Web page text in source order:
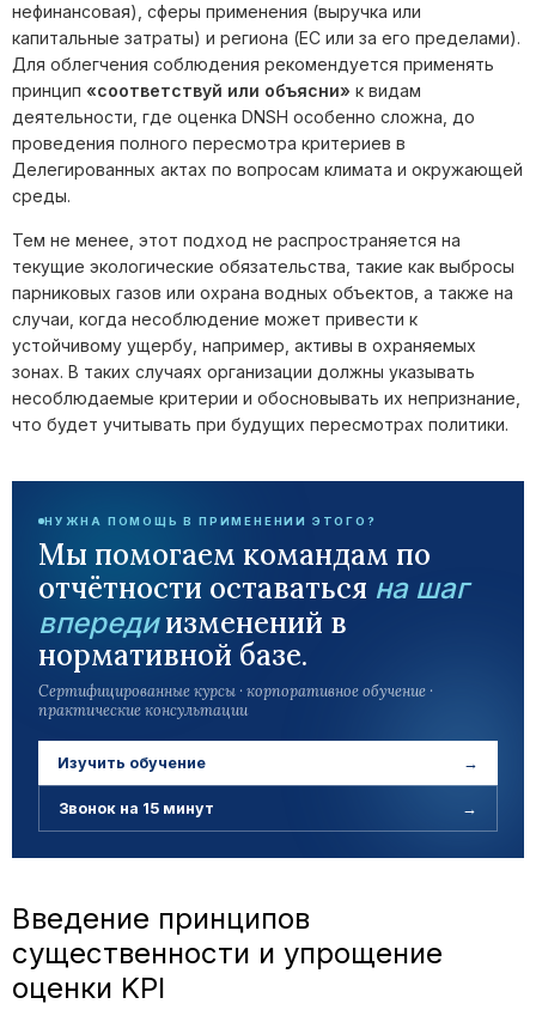
нефинансовая), сферы применения (выручка или
капитальные затраты) и региона (ЕС или за его пределами).
Для облегчения соблюдения рекомендуется применять
принцип «соответствуй или объясни» к видам
деятельности, где оценка DNSH особенно сложна, до
проведения полного пересмотра критериев в
Делегированных актах по вопросам климата и окружающей
среды.
Тем не менее, этот подход не распространяется на
текущие экологические обязательства, такие как выбросы
парниковых газов или охрана водных объектов, а также на
случаи, когда несоблюдение может привести к
устойчивому ущербу, например, активы в охраняемых
зонах. В таких случаях организации должны указывать
несоблюдаемые критерии и обосновывать их непризнание,
что будет учитывать при будущих пересмотрах политики.
НУЖНА ПОМОЩЬ В ПРИМЕНЕНИИ ЭТОГО?
Мы помогаем командам по
отчётности оставаться на шаг
впередиизменений в
нормативной базе.
Сертифицированные курсы · корпоративное обучение ·
практические консультации
Изучить обучение →
Звонок на 15 минут →
Введение принципов
существенности и упрощение
оценки KPI